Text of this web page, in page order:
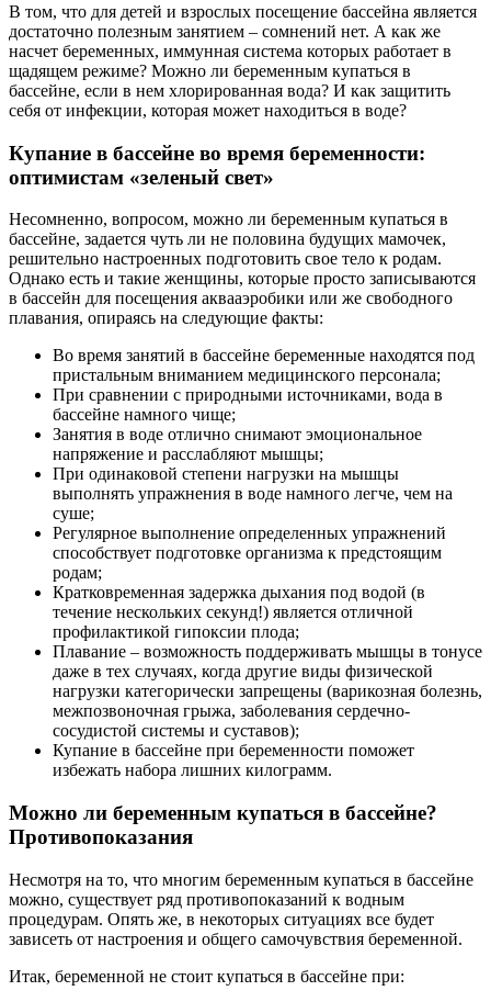
В том, что для детей и взрослых посещение бассейна является
достаточно полезным занятием – сомнений нет. А как же
насчет беременных, иммунная система которых работает в
щадящем режиме? Можно ли беременным купаться в
бассейне, если в нем хлорированная вода? И как защитить
себя от инфекции, которая может находиться в воде?
Купание в бассейне во время беременности:
оптимистам «зеленый свет»
Несомненно, вопросом, можно ли беременным купаться в
бассейне, задается чуть ли не половина будущих мамочек,
решительно настроенных подготовить свое тело к родам.
Однако есть и такие женщины, которые просто записываются
в бассейн для посещения аквааэробики или же свободного
плавания, опираясь на следующие факты:
Во время занятий в бассейне беременные находятся под
пристальным вниманием медицинского персонала;
При сравнении с природными источниками, вода в
бассейне намного чище;
Занятия в воде отлично снимают эмоциональное
напряжение и расслабляют мышцы;
При одинаковой степени нагрузки на мышцы
выполнять упражнения в воде намного легче, чем на
суше;
Регулярное выполнение определенных упражнений
способствует подготовке организма к предстоящим
родам;
Кратковременная задержка дыхания под водой (в
течение нескольких секунд!) является отличной
профилактикой гипоксии плода;
Плавание – возможность поддерживать мышцы в тонусе
даже в тех случаях, когда другие виды физической
нагрузки категорически запрещены (варикозная болезнь,
межпозвоночная грыжа, заболевания сердечно-
сосудистой системы и суставов);
Купание в бассейне при беременности поможет
избежать набора лишних килограмм.
Можно ли беременным купаться в бассейне?
Противопоказания
Несмотря на то, что многим беременным купаться в бассейне
можно, существует ряд противопоказаний к водным
процедурам. Опять же, в некоторых ситуациях все будет
зависеть от настроения и общего самочувствия беременной.
Итак, беременной не стоит купаться в бассейне при: